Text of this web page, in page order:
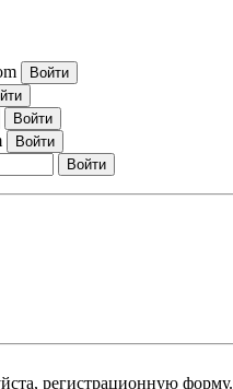
регистрационную форму.